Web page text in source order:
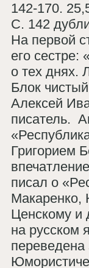
142-170.
С. 142
На первой
его сестре:
о тех днях.
Блок
Алексей
писатель.
Григорием
писал о
Ценскому и
на русском